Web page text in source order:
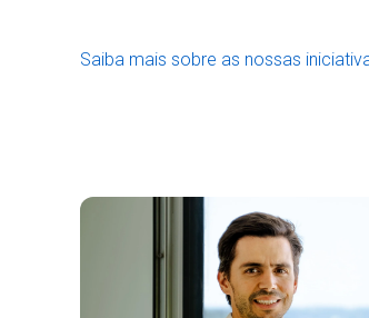
Saiba mais sobre as nossas